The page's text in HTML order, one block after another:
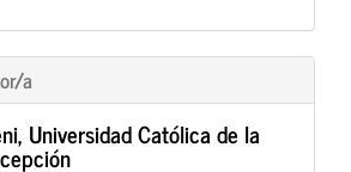
a
Universidad Católica de la